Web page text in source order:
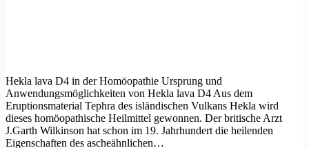
Hekla lava D4 in der Homöopathie Ursprung und
Anwendungsmöglichkeiten von Hekla lava D4 Aus dem
Eruptionsmaterial Tephra des isländischen Vulkans Hekla wird
dieses homöopathische Heilmittel gewonnen. Der britische Arzt
J.Garth Wilkinson hat schon im 19. Jahrhundert die heilenden
Eigenschaften des ascheähnlichen…